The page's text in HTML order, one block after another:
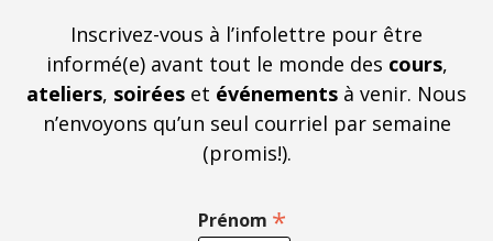
Inscrivez-vous à l’infolettre pour être
informé(e) avant tout le monde des cours,
ateliers, soirées et événements à venir. Nous
n’envoyons qu’un seul courriel par semaine
(promis!).
Prénom *